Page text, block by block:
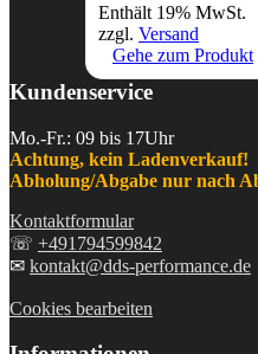
Enthält 19% MwSt.
zzgl. Versand
Gehe zum Produkt
Kundenservice
Mo.-Fr.: 09 bis 17Uhr
Achtung, kein Ladenverkauf!
Abholung/Abgabe nur nach
Kontaktformular
☏ +491794599842
✉ kontakt@dds-performance.de
Cookies bearbeiten